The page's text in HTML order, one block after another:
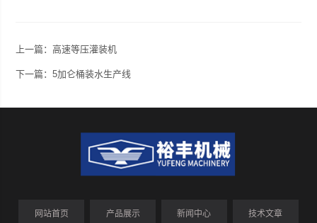
上一篇：高速等压灌装机
下一篇：5加仑桶装水生产线
网站首页 产品展示 新闻中心 技术文章